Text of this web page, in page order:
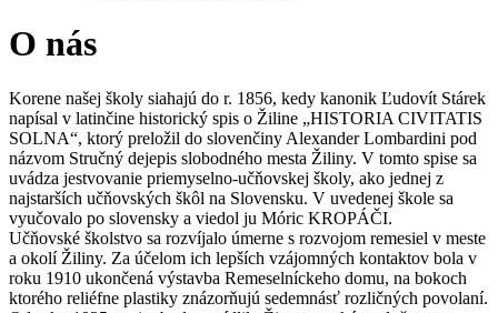
O nás
Korene našej školy siahajú do r. 1856, kedy kanonik Ľudovít Stárek
napísal v latinčine historický spis o Žiline „HISTORIA CIVITATIS
SOLNA“, ktorý preložil do slovenčiny Alexander Lombardini pod
názvom Stručný dejepis slobodného mesta Žiliny. V tomto spise sa
uvádza jestvovanie priemyselno-učňovskej školy, ako jednej z
najstarších učňovských škôl na Slovensku. V uvedenej škole sa
vyučovalo po slovensky a viedol ju Móric KROPÁČI.
Učňovské školstvo sa rozvíjalo úmerne s rozvojom remesiel v meste
a okolí Žiliny. Za účelom ich lepších vzájomných kontaktov bola v
roku 1910 ukončená výstavba Remeselníckeho domu, na bokoch
ktorého reliéfne plastiky znázorňujú sedemnásť rozličných povolaní.